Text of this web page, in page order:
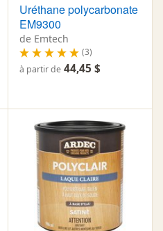
Uréthane polycarbonate
EM9300
de Emtech
(3)
à partir de 44,45 $